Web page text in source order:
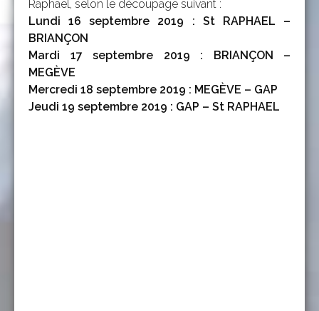
Raphael, selon le découpage suivant :
Lundi 16 septembre 2019 : St RAPHAEL –
BRIANÇON
Mardi 17 septembre 2019 : BRIANÇON –
MEGÈVE
Mercredi 18 septembre 2019 : MEGÈVE – GAP
Jeudi 19 septembre 2019 : GAP – St RAPHAEL